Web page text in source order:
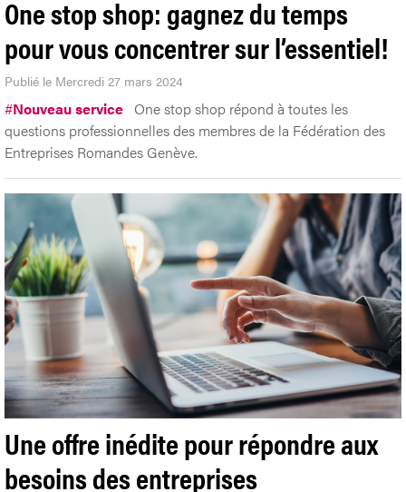
One stop shop: gagnez du temps
pour vous concentrer sur l’essentiel!
Publié le Mercredi 27 mars 2024
#Nouveau service One stop shop répond à toutes les
questions professionnelles des membres de la Fédération des
Entreprises Romandes Genève.
Une offre inédite pour répondre aux
besoins des entreprises